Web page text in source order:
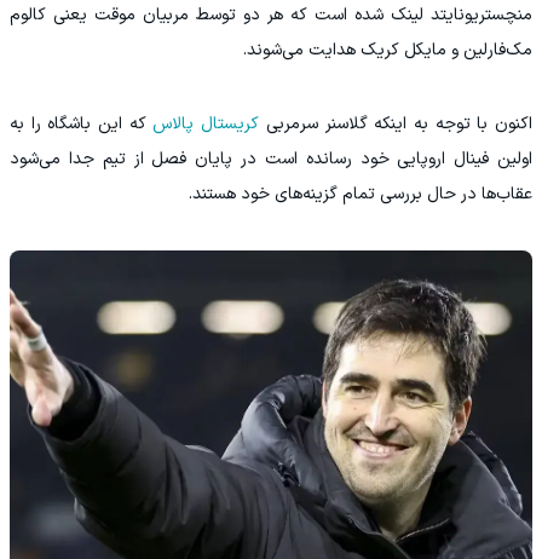
منچستریونایتد لینک شده است که هر دو توسط مربیان موقت یعنی کالوم
مک‌فارلین و مایکل کریک هدایت می‌شوند.
اکنون با توجه به اینکه گلاسنر سرمربی کریستال پالاس که این باشگاه را به
اولین فینال اروپایی خود رسانده است در پایان فصل از تیم جدا می‌شود
عقاب‌ها در حال بررسی تمام گزینه‌های خود هستند.